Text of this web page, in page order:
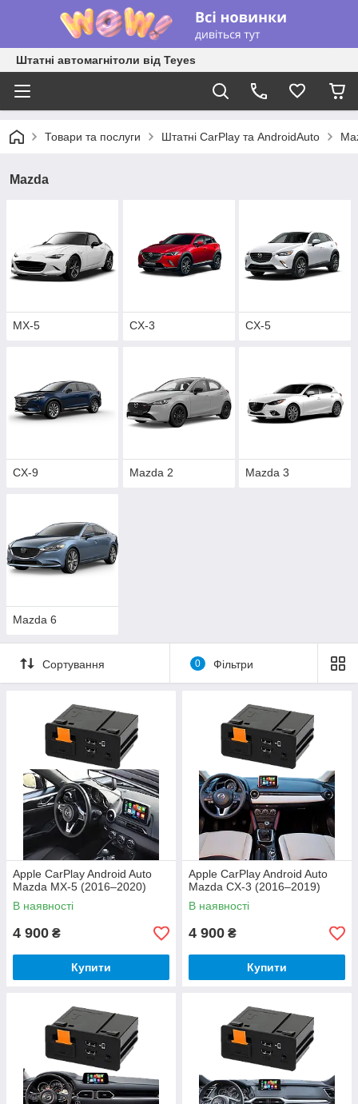
Штатні автомагнітоли від Teyes
Товари та послуги Штатні CarPlay та AndroidAuto
Mazda
MX-5 CX-3 CX-5
CX-9 Mazda 2 Mazda 3
Mazda 6
Сортування 0 Фільтри
Apple CarPlay Android Auto
Mazda MX-5 (2016–2020)
В наявності
4 900 ₴
Купити
Apple CarPlay Android Auto
Mazda CX-3 (2016–2019)
В наявності
4 900 ₴
Купити